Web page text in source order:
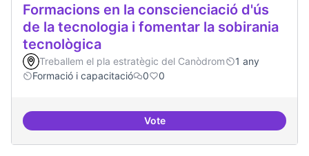
Formacions en la conscienciació d'ús
de la tecnologia i fomentar la sobirania
tecnològica
Treballem el pla estratègic del Canòdrom
1 any
Formació i capacitació
0 0
VoteFormacions en la